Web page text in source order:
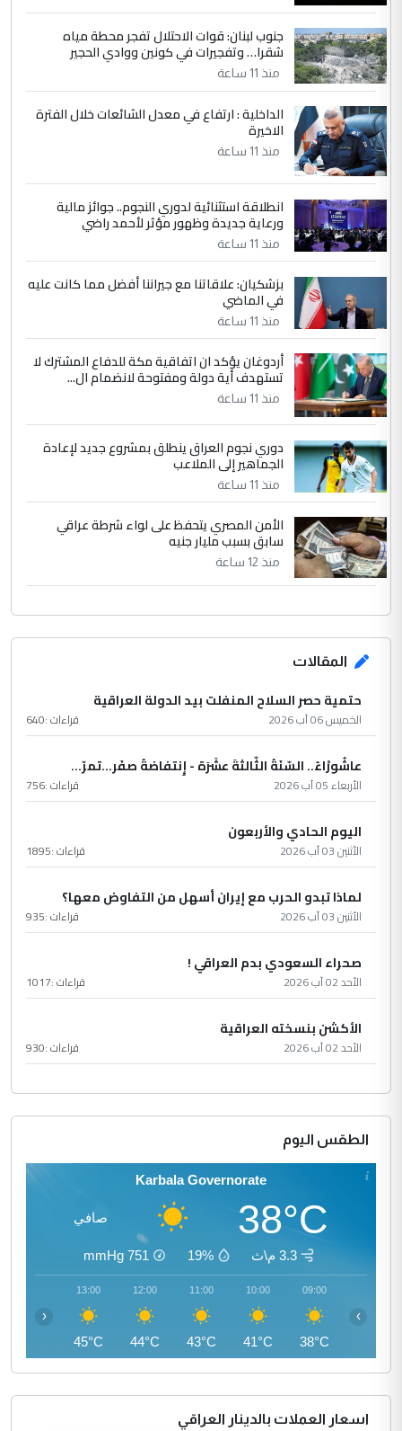
4 سردار
التعليق : واحد من عصابة علي ماما يسقط
جنسية الرافد الثالث للعراق ومن اصول عريقة
الموضوع :
الجواهري يرد على صدام حسين سل
مضجعيك يابن الزنا (نص كامل)
5 سردار
التعليق : واحد من عصابة علي ماما يسقط
جنسية الرافد الثالث للعراق ومن اصول عريقة
الموضوع :
الجواهري يرد على صدام حسين سل
مضجعيك يابن الزنا (نص كامل)
جنوب لبنان: قوات الاحتلال تفجر محطة مياه
شقرا… وتفجيرات في كونين ووادي الحجير
منذ 11 ساعة
الداخلية : ارتفاع في معدل الشائعات خلال الفترة
الاخيرة
منذ 11 ساعة
انطلاقة استثنائية لدوري النجوم.. جوائز مالية
ورعاية جديدة وظهور مؤثر لأحمد راضي
منذ 11 ساعة
بزشكيان: علاقاتنا مع جيراننا أفضل مما كانت عليه
في الماضي
منذ 11 ساعة
أردوغان يؤكد ان اتفاقية مكة للدفاع المشترك لا
تستهدف أية دولة ومفتوحة لانضمام ال...
منذ 11 ساعة
دوري نجوم العراق ينطلق بمشروع جديد لإعادة
الجماهير إلى الملاعب
منذ 11 ساعة
الأمن المصري يتحفظ على لواء شرطة عراقي
سابق بسبب مليار جنيه
منذ 12 ساعة
المقالات
حتمية حصر السلاح المنفلت بيد الدولة العراقية
الخميس 06 آب 2026 قراءات :640
عاشُورْاءُ.. السّنَةُ الثّالثةَ عشَرَة - إِنتفاضةُ صفَر…تمرّ...
الأربعاء 05 آب 2026 قراءات :756
اليوم الحادي والأربعون
الأثنين 03 آب 2026 قراءات :1895
لماذا تبدو الحرب مع إيران أسهل من التفاوض معها؟
الأثنين 03 آب 2026 قراءات :935
صحراء السعودي بدم العراقي !
الأحد 02 آب 2026 قراءات :1017
الأكشن بنسخته العراقية
الأحد 02 آب 2026 قراءات :930
الطقس اليوم
Karbala Governorate
38°C صافي
3.3 م\ث 19%
751
mmHg
09:00
38°C
10:00
41°C
11:00
43°C
12:00
44°C
13:00
45°C
‹ ›
اسعار العملات بالدينار العراقي